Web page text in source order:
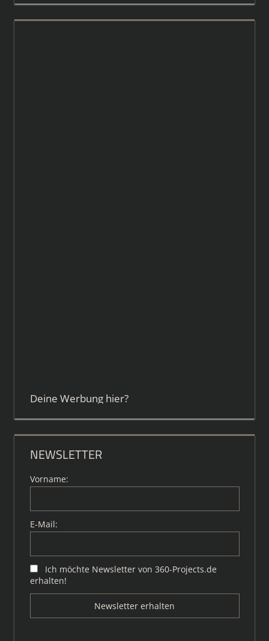
Deine Werbung hier?
NEWSLETTER
Vorname:
E-Mail:
Ich möchte Newsletter von 360-Projects.de
erhalten!